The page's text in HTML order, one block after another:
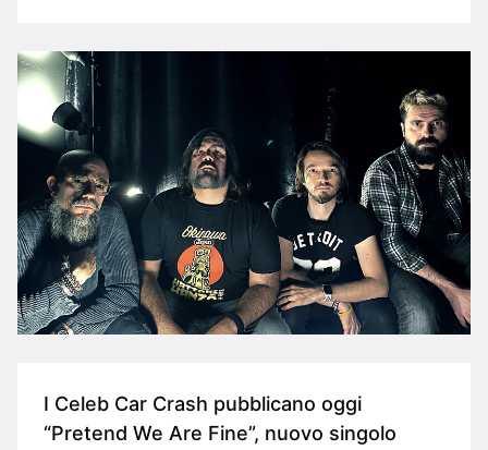
I Celeb Car Crash pubblicano oggi
“Pretend We Are Fine”, nuovo singolo